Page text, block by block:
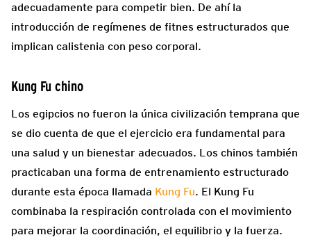
adecuadamente para competir bien. De ahí la
introducción de regímenes de fitnes estructurados que
implican calistenia con peso corporal.
Kung Fu chino
Los egipcios no fueron la única civilización temprana que
se dio cuenta de que el ejercicio era fundamental para
una salud y un bienestar adecuados. Los chinos también
practicaban una forma de entrenamiento estructurado
durante esta época llamada Kung Fu. El Kung Fu
combinaba la respiración controlada con el movimiento
para mejorar la coordinación, el equilibrio y la fuerza.